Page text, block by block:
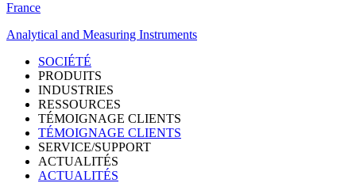
France
Analytical and Measuring Instruments
SOCIÉTÉ
PRODUITS
INDUSTRIES
RESSOURCES
TÉMOIGNAGE CLIENTS
TÉMOIGNAGE CLIENTS
SERVICE/SUPPORT
ACTUALITÉS
ACTUALITÉS